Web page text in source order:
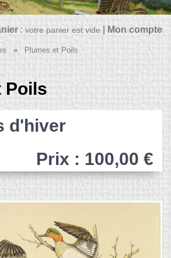
: votre panier est vide| Mon compte
» Plumes et Poils
Poils
d'hiver
Prix : 100,00 €